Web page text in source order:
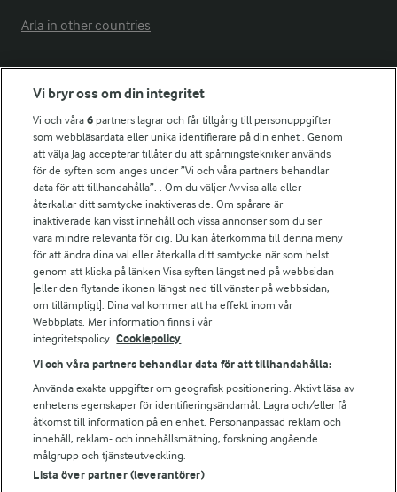
Arla in other countries
Fler Arlasajter
För ägare
Arlas kundportal
Arla.com
Falbygdens Ost
Arla webbshop
Bildbank
Följ oss
© 2026 Arla Foods
Vi bryr oss om din integritet
Vi och våra6 partners lagrar och får tillgång till personuppgifter
som webbläsardata eller unika identifierare på din enhet . Genom
att välja Jag accepterar tillåter du att spårningstekniker används
för de syften som anges under ”Vi och våra partners behandlar
data för att tillhandahålla”. . Om du väljer Avvisa alla eller
återkallar ditt samtycke inaktiveras de. Om spårare är
inaktiverade kan visst innehåll och vissa annonser som du ser
vara mindre relevanta för dig. Du kan återkomma till denna meny
för att ändra dina val eller återkalla ditt samtycke när som helst
genom att klicka på länken Visa syften längst ned på webbsidan
[eller den flytande ikonen längst ned till vänster på webbsidan,
om tillämpligt]. Dina val kommer att ha effekt inom vår
Webbplats. Mer information finns i vår
integritetspolicy. Cookiepolicy
Vi och våra partners behandlar data för att tillhandahålla:
Använda exakta uppgifter om geografisk positionering. Aktivt läsa av
enhetens egenskaper för identifieringsändamål. Lagra och/eller få
åtkomst till information på en enhet. Personanpassad reklam och
innehåll, reklam- och innehållsmätning, forskning angående
målgrupp och tjänsteutveckling.
Lista över partner (leverantörer)